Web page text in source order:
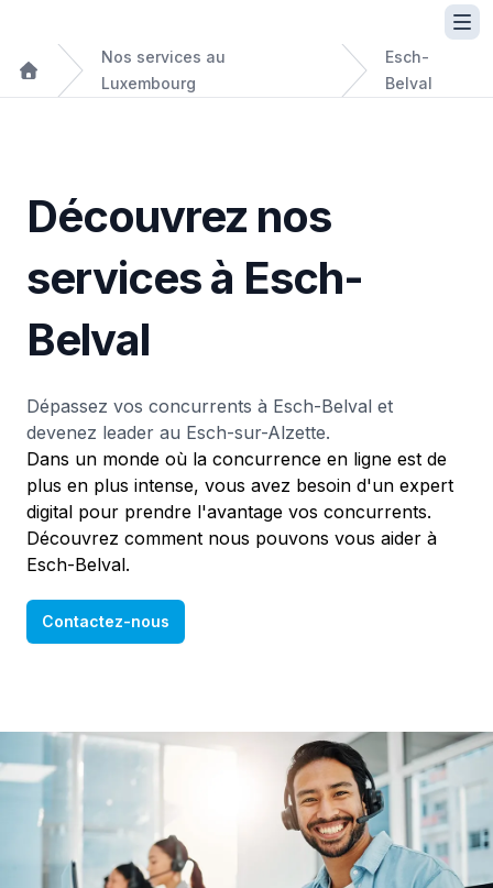
Nos services au
Luxembourg
Esch-
Belval
Découvrez nos
services à Esch-
Belval
Dépassez vos concurrents à Esch-Belval et
devenez leader au Esch-sur-Alzette.
Dans un monde où la concurrence en ligne est de
plus en plus intense, vous avez besoin d'un expert
digital pour prendre l'avantage vos concurrents.
Découvrez comment nous pouvons vous aider à
Esch-Belval.
Contactez-nous